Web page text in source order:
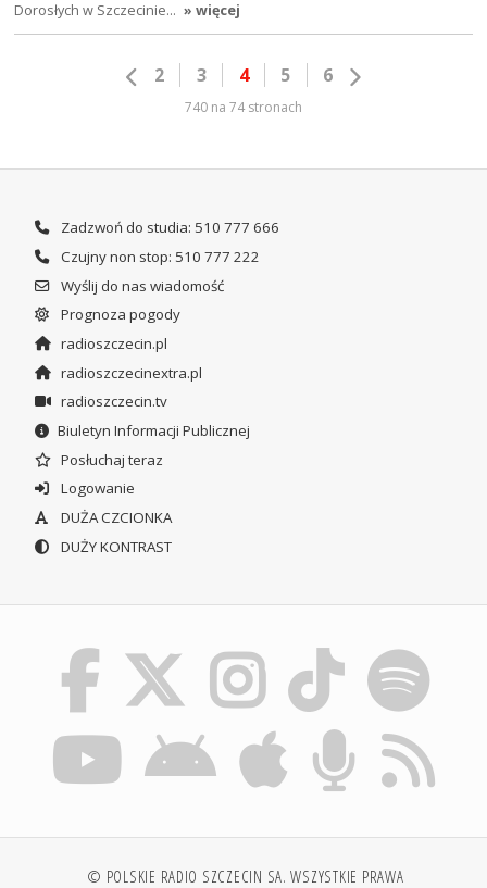
Dorosłych w Szczecinie… » więcej
2 3 4 5 6
740 na 74 stronach
Zadzwoń do studia: 510 777 666
Czujny non stop: 510 777 222
Wyślij do nas wiadomość
Prognoza pogody
radioszczecin.pl
radioszczecinextra.pl
radioszczecin.tv
Biuletyn Informacji Publicznej
Posłuchaj teraz
Logowanie
DUŻA CZCIONKA
DUŻY KONTRAST
© POLSKIE RADIO SZCZECIN SA. WSZYSTKIE PRAWA